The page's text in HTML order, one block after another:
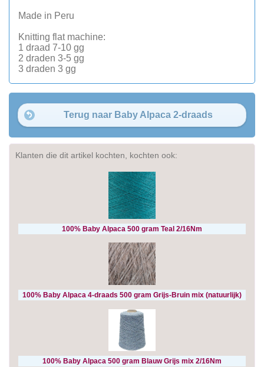
Made in Peru
Knitting flat machine:
1 draad 7-10 gg
2 draden 3-5 gg
3 draden 3 gg
Terug naar Baby Alpaca 2-draads
Klanten die dit artikel kochten, kochten ook:
100% Baby Alpaca 500 gram Teal 2/16Nm
100% Baby Alpaca 4-draads 500 gram Grijs-Bruin mix (natuurlijk)
100% Baby Alpaca 500 gram Blauw Grijs mix 2/16Nm